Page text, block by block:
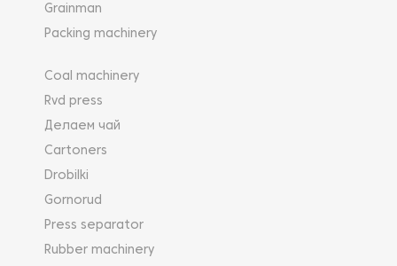
Grainman
Packing machinery
Coal machinery
Rvd press
Делаем чай
Cartoners
Drobilki
Gornorud
Press separator
Rubber machinery